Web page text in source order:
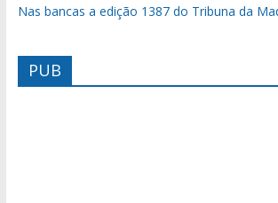
Nas bancas a edição 1387 do Tribuna da
PUB